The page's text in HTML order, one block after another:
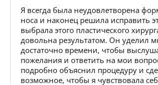
Я всегда была неудовлетворена
носа и наконец решила исправить
выбрала этого пластического
довольна результатом. Он уделил
достаточно времени, чтобы
пожелания и ответить на мои
подробно объяснил процедуру и
возможное, чтобы я чувствовала